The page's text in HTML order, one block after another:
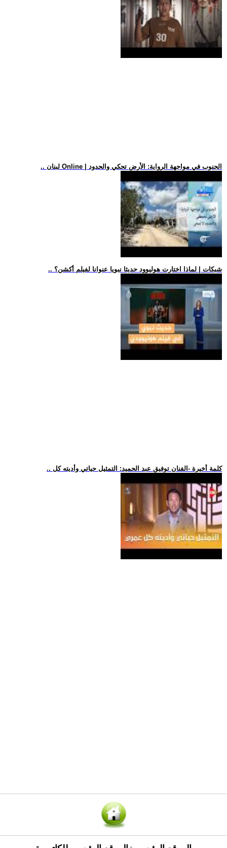
.. لبنان Online | الجنوب في مواجهة الرواية: الأرض تحكي والحدود
.. شبكات | لماذا اختارت هوليوود حديثا نبويا عنوانا لفيلم أكشن؟
.. كلمة أخيرة -الفنان توفيق عبد الحميد: التمثيل حياتي وأديته كل